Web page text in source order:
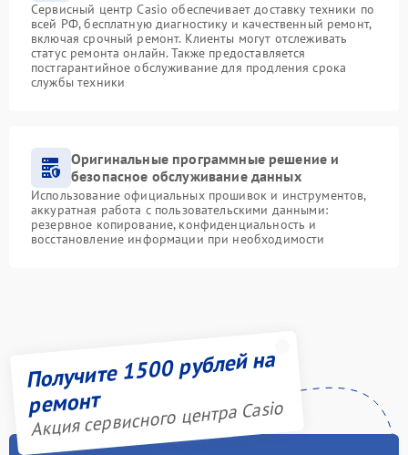
Сервисный центр Casio обеспечивает доставку техники по
всей РФ, бесплатную диагностику и качественный ремонт,
включая срочный ремонт. Клиенты могут отслеживать
статус ремонта онлайн. Также предоставляется
постгарантийное обслуживание для продления срока
службы техники
Оригинальные программные решение и
безопасное обслуживание данных
Использование официальных прошивок и инструментов,
аккуратная работа с пользовательскими данными:
резервное копирование, конфиденциальность и
восстановление информации при необходимости
Получите 1500 рублей на
ремонт
Акция сервисного центра Casio